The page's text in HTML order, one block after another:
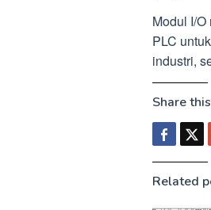
Modul I/
PLC
industri,
Share
Related